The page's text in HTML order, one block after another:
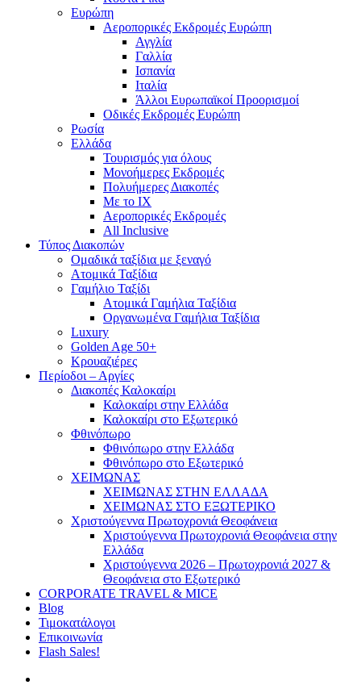
Ευρώπη
Αεροπορικές Εκδρομές Ευρώπη
Αγγλία
Γαλλία
Ισπανία
Ιταλία
Άλλοι Ευρωπαϊκοί Προορισμοί
Οδικές Εκδρομές Ευρώπη
Ρωσία
Ελλάδα
Τουρισμός για όλους
Mονοήμερες Εκδρομές
Πολυήμερες Διακοπές
Με το ΙΧ
Αεροπορικές Εκδρομές
All Inclusive
Τύπος Διακοπών
Ομαδικά ταξίδια με ξεναγό
Ατομικά Ταξίδια
Γαμήλιο Ταξίδι
Ατομικά Γαμήλια Ταξίδια
Οργανωμένα Γαμήλια Ταξίδια
Luxury
Golden Age 50+
Κρουαζιέρες
Περίοδοι – Αργίες
Διακοπές Καλοκαίρι
Καλοκαίρι στην Ελλάδα
Καλοκαίρι στο Εξωτερικό
Φθινόπωρο
Φθινόπωρο στην Ελλάδα
Φθινόπωρο στο Εξωτερικό
ΧΕΙΜΩΝΑΣ
ΧΕΙΜΩΝΑΣ ΣΤΗΝ ΕΛΛΑΔΑ
ΧΕΙΜΩΝΑΣ ΣΤΟ ΕΞΩΤΕΡΙΚΟ
Χριστούγεννα Πρωτοχρονιά Θεοφάνεια
Χριστούγεννα Πρωτοχρονιά Θεοφάνεια στην
Ελλάδα
Χριστούγεννα 2026 – Πρωτοχρονιά 2027 &
Θεοφάνεια στο Εξωτερικό
CORPORATE TRAVEL & MICE
Blog
Τιμοκατάλογοι
Επικοινωνία
Flash Sales!